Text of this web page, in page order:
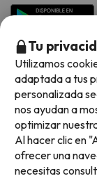
Métodos de
Tu
Utilizamos
adaptada a tus
personalizada
nos ayudan a
optimizar
Al hacer clic en
ofrecer una
necesitas